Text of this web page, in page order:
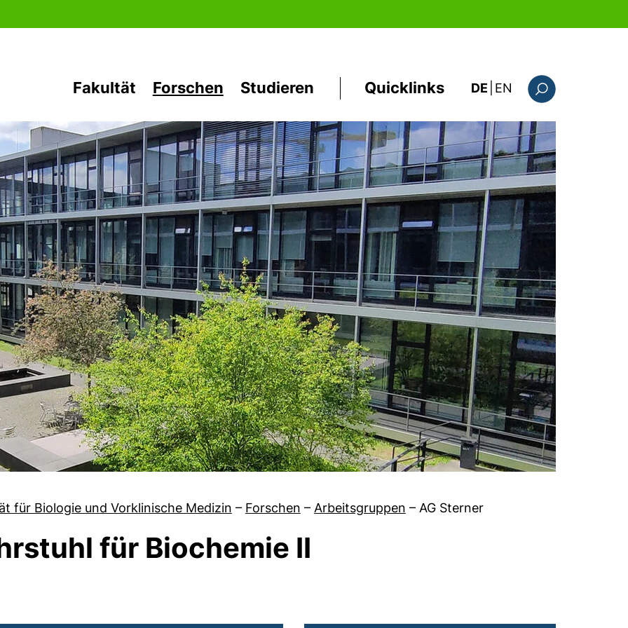
Fakultät Forschen Studieren Quicklinks DE EN : this page in
für Biologie und Vorklinische Medizin – Forschen – Arbeitsgruppen – AG Sterner
Aktuelles für Biochemie II